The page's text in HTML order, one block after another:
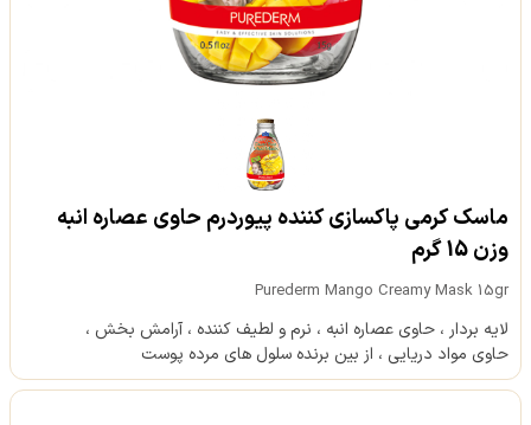
ماسک کرمی پاکسازی کننده پیوردرم حاوی عصاره انبه
وزن 15 گرم
Purederm Mango Creamy Mask 15gr
لایه بردار ، حاوی عصاره انبه ، نرم و لطیف کننده ، آرامش بخش ،
حاوی مواد دریایی ، از بین برنده سلول های مرده پوست